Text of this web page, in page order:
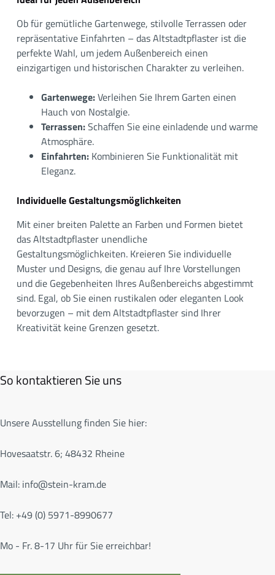
Ob für gemütliche Gartenwege, stilvolle Terrassen oder
repräsentative Einfahrten – das Altstadtpflaster ist die
perfekte Wahl, um jedem Außenbereich einen
einzigartigen und historischen Charakter zu verleihen.
Gartenwege:Verleihen Sie Ihrem Garten einen
Hauch von Nostalgie.
Terrassen:Schaffen Sie eine einladende und warme
Atmosphäre.
Einfahrten:Kombinieren Sie Funktionalität mit
Eleganz.
Individuelle Gestaltungsmöglichkeiten
Mit einer breiten Palette an Farben und Formen bietet
das Altstadtpflaster unendliche
Gestaltungsmöglichkeiten. Kreieren Sie individuelle
Muster und Designs, die genau auf Ihre Vorstellungen
und die Gegebenheiten Ihres Außenbereichs abgestimmt
sind. Egal, ob Sie einen rustikalen oder eleganten Look
bevorzugen – mit dem Altstadtpflaster sind Ihrer
Kreativität keine Grenzen gesetzt.
So kontaktieren Sie uns
Unsere Ausstellung finden Sie hier:
Hovesaatstr. 6; 48432 Rheine
Mail: info@stein-kram.de
Tel: +49 (0) 5971-8990677
Mo - Fr. 8-17 Uhr für Sie erreichbar!